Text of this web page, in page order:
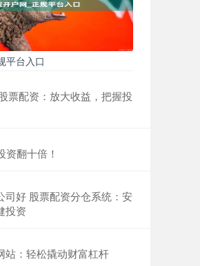
平台入口
票配资：放大收益，把握投
资翻十倍！
司好 股票配资分仓系统：安
投资
站：轻松撬动财富杠杆